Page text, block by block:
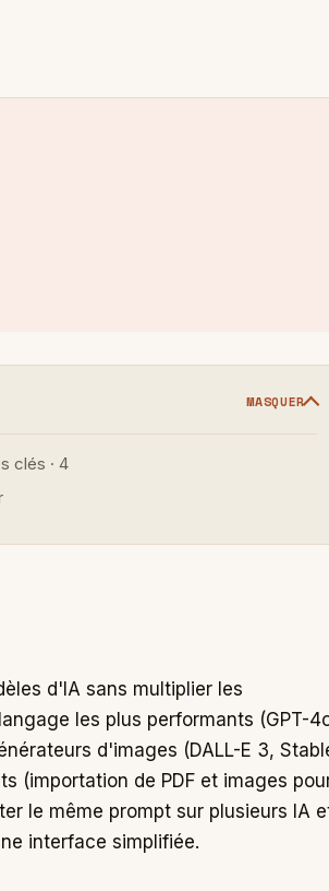
MASQUER
clés · 4
d'IA sans multiplier les
les plus performants (GPT-
d'images (DALL-E 3,
(importation de PDF et images
le même prompt sur plusieurs IA
interface simplifiée.